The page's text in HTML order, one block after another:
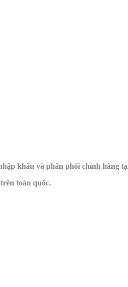
khẩu và phân phối chính hãng
toàn quốc.